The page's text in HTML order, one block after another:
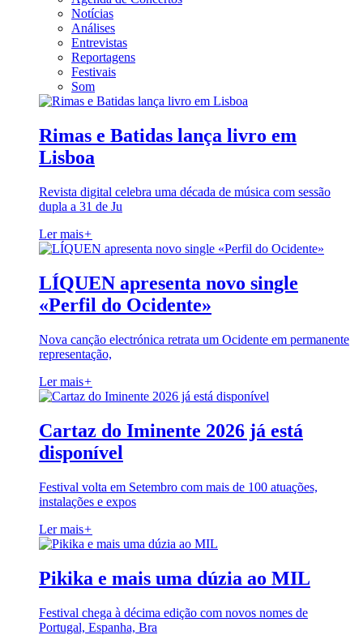
Notícias
Análises
Entrevistas
Reportagens
Festivais
Som
Rimas e Batidas lança livro em
Lisboa
Revista digital celebra uma década de música com sessão
dupla a 31 de Ju
Ler mais+
LÍQUEN apresenta novo single
«Perfil do Ocidente»
Nova canção electrónica retrata um Ocidente em permanente
representação,
Ler mais+
Cartaz do Iminente 2026 já está
disponível
Festival volta em Setembro com mais de 100 atuações,
instalações e expos
Ler mais+
Pikika e mais uma dúzia ao MIL
Festival chega à décima edição com novos nomes de
Portugal, Espanha, Bra